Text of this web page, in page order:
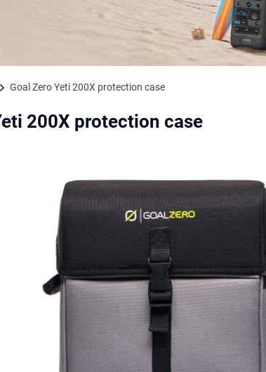
Goal Zero Yeti 200X protection case
200X protection case